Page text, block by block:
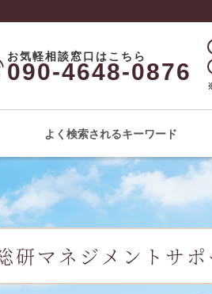
090-4648-0876
よく検索されるキーワード
研マネジメントサポ